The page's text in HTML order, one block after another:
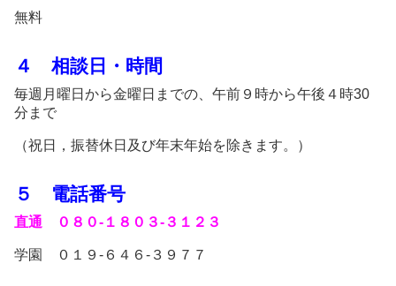
無料
４ 相談日・時間
毎週月曜日から金曜日までの、午前９時から午後４時30
分まで
（祝日，振替休日及び年末年始を除きます。）
５ 電話番号
直通 ０８０‐１８０３‐３１２３
学園 ０１９‐６４６‐３９７７